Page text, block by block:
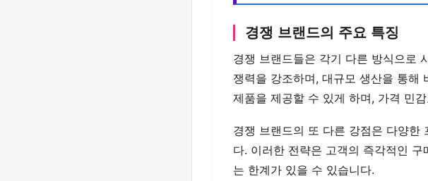
경쟁 브랜드의 주요 특징
경쟁 브랜드들은 각기 다른 방식으로
쟁력을 강조하며, 대규모 생산을 통해
제품을 제공할 수 있게 하며, 가격 민
경쟁 브랜드의 또 다른 강점은 다양한
다. 이러한 전략은 고객의 즉각적인
는 한계가 있을 수 있습니다.